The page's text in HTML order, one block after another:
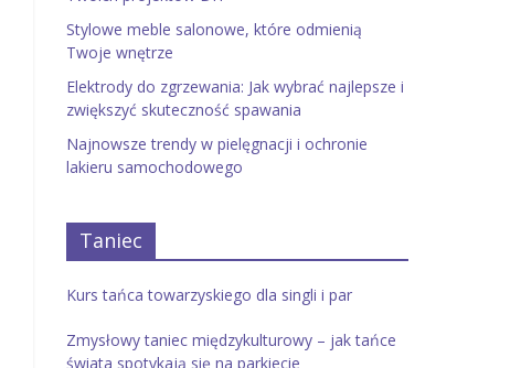
Stylowe meble salonowe, które odmienią
Twoje wnętrze
Elektrody do zgrzewania: Jak wybrać najlepsze i
zwiększyć skuteczność spawania
Najnowsze trendy w pielęgnacji i ochronie
lakieru samochodowego
Taniec
Kurs tańca towarzyskiego dla singli i par
Zmysłowy taniec międzykulturowy – jak tańce
świata spotykają się na parkiecie